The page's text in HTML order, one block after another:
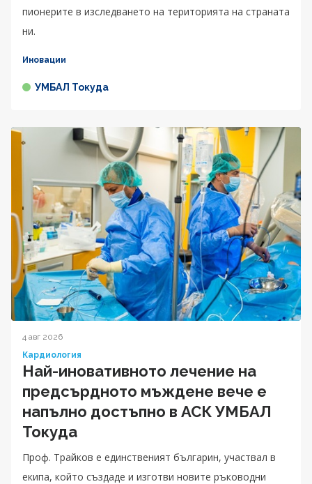
пионерите в изследването на територията на страната
ни.
Иновации
УМБАЛ Токуда
4 авг 2026
Кардиология
Най-иновативното лечение на
предсърдното мъждене вече е
напълно достъпно в АСК УМБАЛ
Токуда
Проф. Трайков е единственият българин, участвал в
екипа, който създаде и изготви новите ръководни